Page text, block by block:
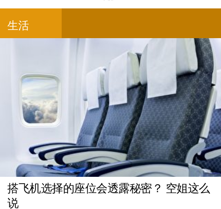
生活
搭飞机选择的座位会透露秘密？ 空姐这么
说